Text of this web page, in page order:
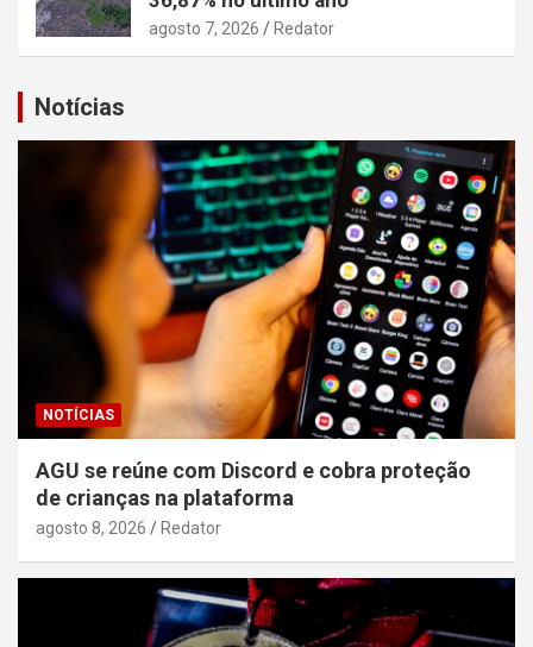
agosto 7, 2026 Redator
Notícias
NOTÍCIAS
AGU se reúne com Discord e cobra proteção
de crianças na plataforma
agosto 8, 2026 Redator